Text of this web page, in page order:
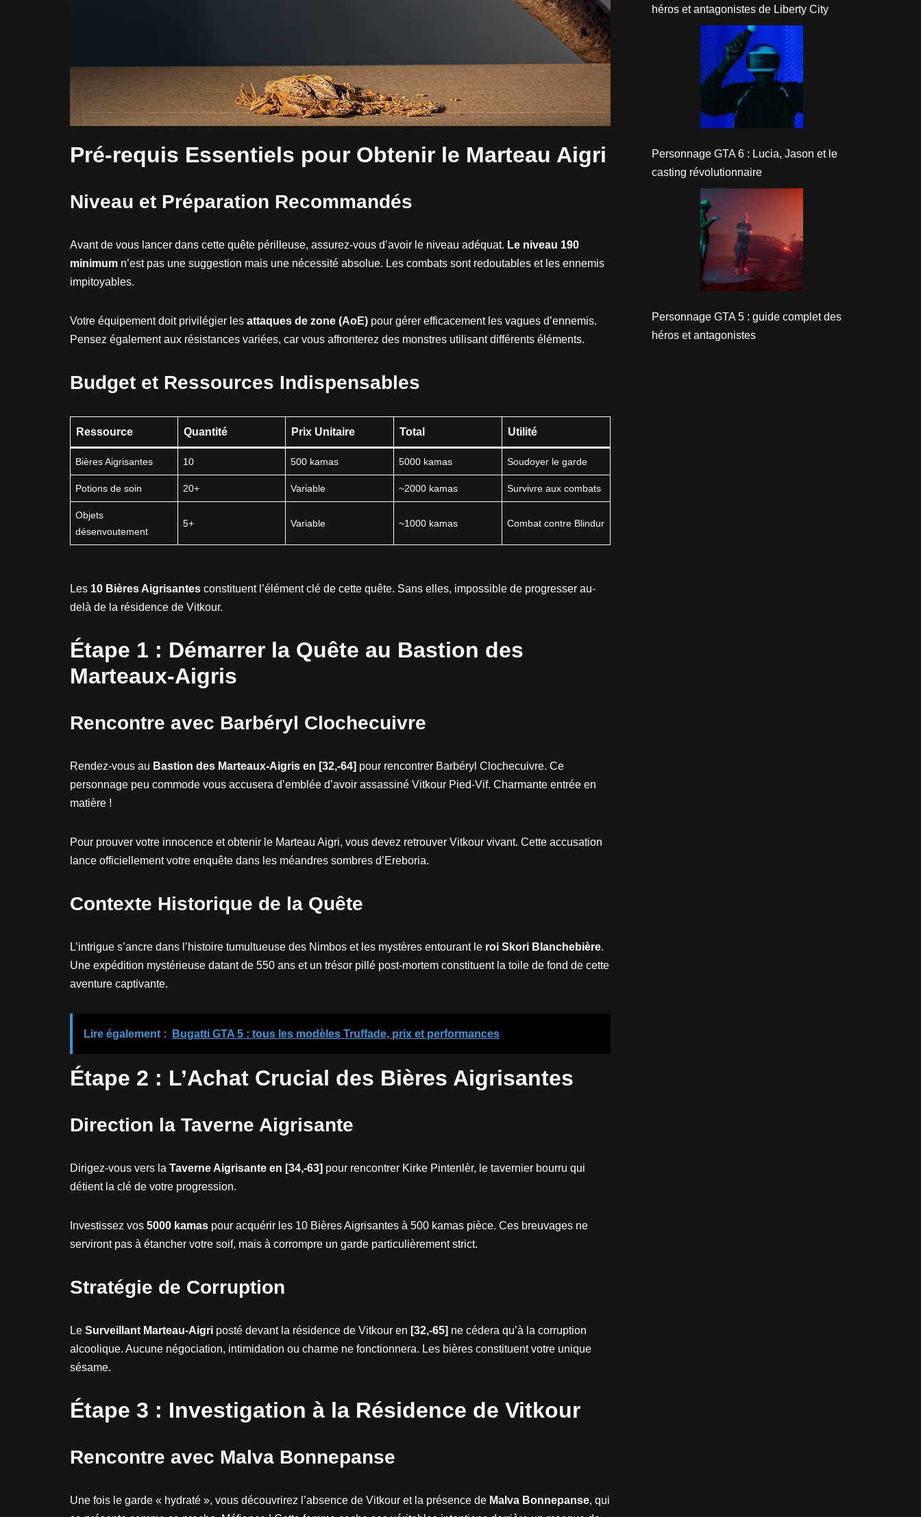
Pré-requis Essentiels pour Obtenir le Marteau Aigri
Niveau et Préparation Recommandés
Avant de vous lancer dans cette quête périlleuse, assurez-vous d’avoir le niveau adéquat. Le niveau 190
minimum n’est pas une suggestion mais une nécessité absolue. Les combats sont redoutables et les ennemis
impitoyables.
Votre équipement doit privilégier les attaques de zone (AoE) pour gérer efficacement les vagues d’ennemis.
Pensez également aux résistances variées, car vous affronterez des monstres utilisant différents éléments.
Budget et Ressources Indispensables
Ressource Quantité Prix Unitaire Total Utilité
Bières Aigrisantes 10 500 kamas 5000 kamas Soudoyer le garde
Potions de soin 20+ Variable ~2000 kamas Survivre aux combats
Objets
désenvoutement
5+ Variable ~1000 kamas Combat contre Blindur
Les 10 Bières Aigrisantes constituent l’élément clé de cette quête. Sans elles, impossible de progresser au-
delà de la résidence de Vitkour.
Étape 1 : Démarrer la Quête au Bastion des
Marteaux-Aigris
Rencontre avec Barbéryl Clochecuivre
Rendez-vous au Bastion des Marteaux-Aigris en [32,-64] pour rencontrer Barbéryl Clochecuivre. Ce
personnage peu commode vous accusera d’emblée d’avoir assassiné Vitkour Pied-Vif. Charmante entrée en
matière !
Pour prouver votre innocence et obtenir le Marteau Aigri, vous devez retrouver Vitkour vivant. Cette accusation
lance officiellement votre enquête dans les méandres sombres d’Ereboria.
Contexte Historique de la Quête
L’intrigue s’ancre dans l’histoire tumultueuse des Nimbos et les mystères entourant le roi Skori Blanchebière.
Une expédition mystérieuse datant de 550 ans et un trésor pillé post-mortem constituent la toile de fond de cette
aventure captivante.
Lire également : Bugatti GTA 5 : tous les modèles Truffade, prix et performances
Étape 2 : L’Achat Crucial des Bières Aigrisantes
Direction la Taverne Aigrisante
Dirigez-vous vers la Taverne Aigrisante en [34,-63] pour rencontrer Kirke Pintenlèr, le tavernier bourru qui
détient la clé de votre progression.
Investissez vos 5000 kamas pour acquérir les 10 Bières Aigrisantes à 500 kamas pièce. Ces breuvages ne
serviront pas à étancher votre soif, mais à corrompre un garde particulièrement strict.
Stratégie de Corruption
Le Surveillant Marteau-Aigri posté devant la résidence de Vitkour en [32,-65] ne cédera qu’à la corruption
alcoolique. Aucune négociation, intimidation ou charme ne fonctionnera. Les bières constituent votre unique
sésame.
Étape 3 : Investigation à la Résidence de Vitkour
Rencontre avec Malva Bonnepanse
Une fois le garde « hydraté », vous découvrirez l’absence de Vitkour et la présence de Malva Bonnepanse, qui
héros et antagonistes de Liberty City
Personnage GTA 6 : Lucia, Jason et le
casting révolutionnaire
Personnage GTA 5 : guide complet des
héros et antagonistes